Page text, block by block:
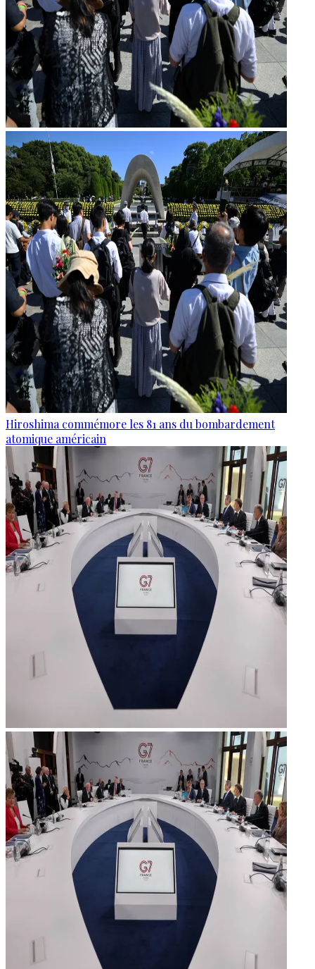
Hiroshima commémore les 81 ans du bombardement
atomique américain